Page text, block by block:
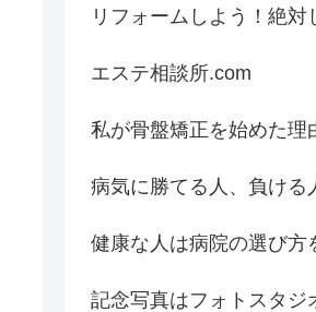
リフォームしよう！絶対
エステ相談所.com
私が骨盤矯正を始めた理
病気に勝てる人、負ける
健康な人は病院の選び方
記念写真はフォトスタジ